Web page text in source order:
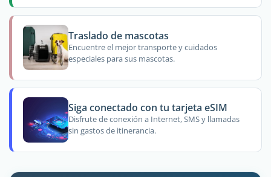
Traslado de mascotas
Encuentre el mejor transporte y cuidados
especiales para sus mascotas.
Siga conectado con tu tarjeta eSIM
Disfrute de conexión a Internet, SMS y llamadas
sin gastos de itinerancia.